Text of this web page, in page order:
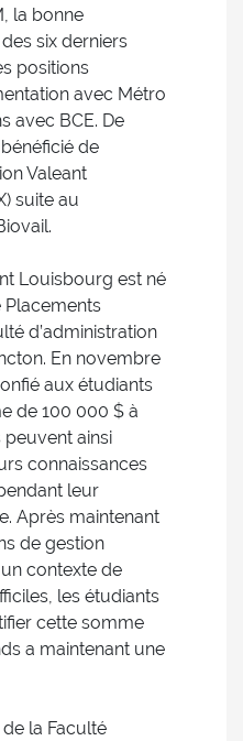
la bonne
six derniers
positions
avec Métro
avec BCE. De
de
Valeant
suite au
Louisbourg est né
Placements
d’administration
En novembre
aux étudiants
de 100 000 $ à
peuvent ainsi
connaissances
leur
Après maintenant
de gestion
contexte de
les étudiants
cette somme
a maintenant une
la Faculté